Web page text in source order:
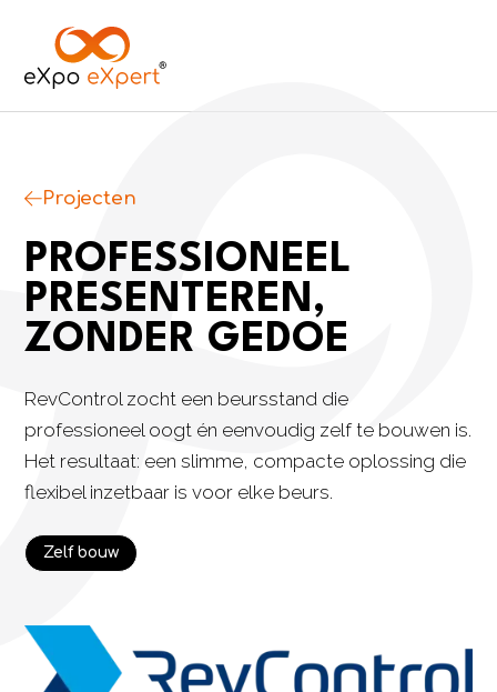
Projecten
PROFESSIONEEL
PRESENTEREN,
ZONDER GEDOE
RevControl zocht een beursstand die
professioneel oogt én eenvoudig zelf te bouwen is.
Het resultaat: een slimme, compacte oplossing die
flexibel inzetbaar is voor elke beurs.
Zelf bouw